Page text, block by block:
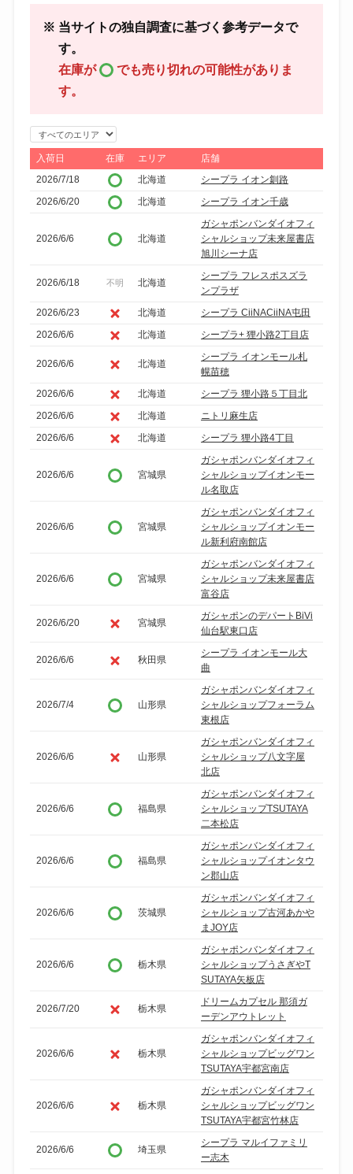
※ 当サイトの独自調査に基づく参考データで
す。
在庫が
でも売り切れの可能性がありま
す。
エ
リ
ア
入荷日 在庫 エリア
店舗
2026/7/18
北海道
シープラ イオン釧路
2026/6/20
北海道 シープラ イオン千歳
2026/6/6 北海道
ガシャポンバンダイオフィ
シャルショップ未来屋書店
旭川シーナ店
2026/6/18 不明 北海道
シープラ フレスポスズラ
ンプラザ
2026/6/23
北海道
シープラ CiiNACiiNA屯田
2026/6/6
北海道 シープラ+ 狸小路2丁目店
2026/6/6 北海道
シープラ イオンモール札
幌苗穂
2026/6/6
北海道
シープラ 狸小路５丁目北
2026/6/6
北海道
ニトリ麻生店
2026/6/6
北海道 シープラ 狸小路4丁目
2026/6/6 宮城県
ガシャポンバンダイオフィ
シャルショップイオンモー
ル名取店
2026/6/6 宮城県
ガシャポンバンダイオフィ
シャルショップイオンモー
ル新利府南館店
2026/6/6 宮城県
ガシャポンバンダイオフィ
シャルショップ未来屋書店
富谷店
2026/6/20 宮城県
ガシャポンのデパートBiVi
仙台駅東口店
2026/6/6 秋田県
シープラ イオンモール大
曲
2026/7/4 山形県
ガシャポンバンダイオフィ
シャルショップフォーラム
東根店
2026/6/6 山形県
ガシャポンバンダイオフィ
シャルショップ八文字屋
北店
2026/6/6 福島県
ガシャポンバンダイオフィ
シャルショップTSUTAYA
二本松店
2026/6/6 福島県
ガシャポンバンダイオフィ
シャルショップイオンタウ
ン郡山店
2026/6/6 茨城県
ガシャポンバンダイオフィ
シャルショップ古河あかや
まJOY店
2026/6/6 栃木県
ガシャポンバンダイオフィ
シャルショップうさぎやT
SUTAYA矢板店
2026/7/20 栃木県
ドリームカプセル 那須ガ
ーデンアウトレット
2026/6/6 栃木県
ガシャポンバンダイオフィ
シャルショップビッグワン
TSUTAYA宇都宮南店
2026/6/6 栃木県
ガシャポンバンダイオフィ
シャルショップビッグワン
TSUTAYA宇都宮竹林店
2026/6/6 埼玉県
シープラ マルイファミリ
ー志木